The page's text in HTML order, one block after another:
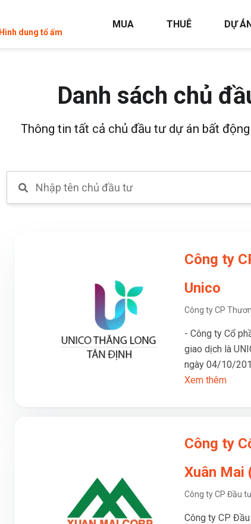
Hình dung tổ ấm
MUA THUÊ DỰ
Danh sách chủ
Thông tin tất cả chủ đầu tư dự án bất
Công ty
Unico
Công ty CP
- Công ty Cổ
giao dịch là
ngày 04/10/
Xem thêm
Công ty
Xuân Mai
Công ty CP Đầu
Công ty CP